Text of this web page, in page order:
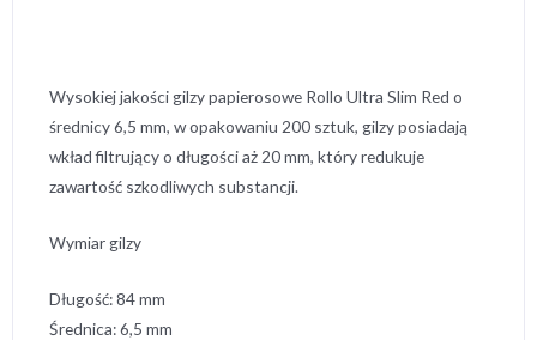
Wysokiej jakości gilzy papierosowe Rollo Ultra Slim Red o
średnicy 6,5 mm, w opakowaniu 200 sztuk, gilzy posiadają
wkład filtrujący o długości aż 20 mm, który redukuje
zawartość szkodliwych substancji.
Wymiar gilzy
Długość: 84 mm
Średnica: 6,5 mm